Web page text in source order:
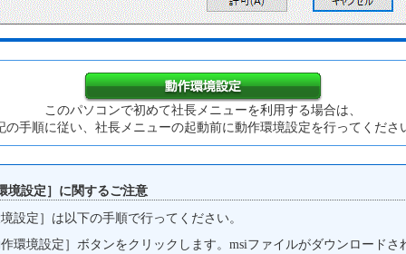
このパソコンで初めて社長メニューを利用する場合は、
の手順に従い、社長メニューの起動前に動作環境設定を行ってくださ
境設定］に関するご注意
設定］は以下の手順で行ってください。
環境設定］ボタンをクリックします。msiファイルがダウンロードさ